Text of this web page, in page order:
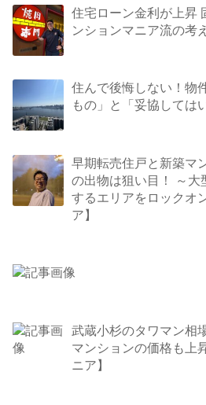
住宅ローン金利が上昇
ンションマニア流の考
住んで後悔しない！物
もの」と「妥協しては
早期転売住戸と新築マ
の出物は狙い目！ ～大
するエリアをロックオ
ア】
武蔵小杉のタワマン相
マンションの価格も上
ニア】